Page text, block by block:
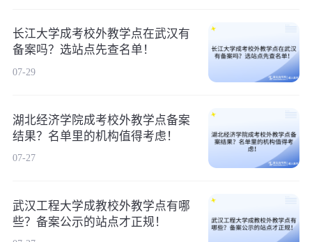
长江大学成考校外教学点在武汉有
备案吗？选站点先查名单！
07-29
湖北经济学院成考校外教学点备案
结果？名单里的机构值得考虑！
07-27
武汉工程大学成教校外教学点有哪
些？备案公示的站点才正规！